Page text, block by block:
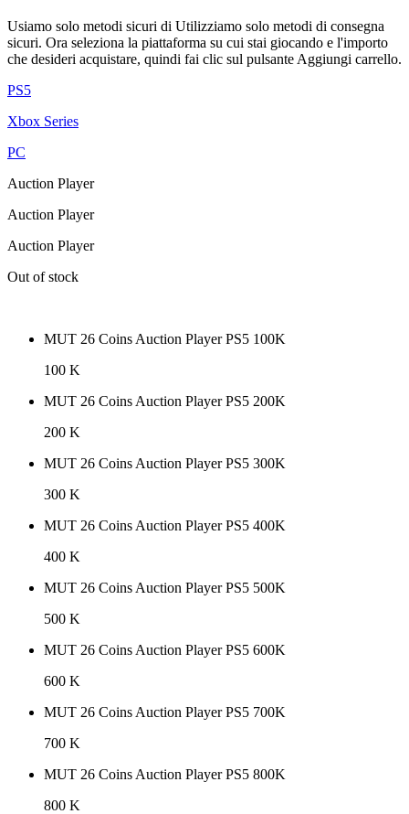
Usiamo solo metodi sicuri di Utilizziamo solo metodi di consegna
sicuri. Ora seleziona la piattaforma su cui stai giocando e l'importo
che desideri acquistare, quindi fai clic sul pulsante Aggiungi carrello.
PS5
Xbox Series
PC
Auction Player
Auction Player
Auction Player
Out of stock
MUT 26 Coins Auction Player PS5 100K
100 K
MUT 26 Coins Auction Player PS5 200K
200 K
MUT 26 Coins Auction Player PS5 300K
300 K
MUT 26 Coins Auction Player PS5 400K
400 K
MUT 26 Coins Auction Player PS5 500K
500 K
MUT 26 Coins Auction Player PS5 600K
600 K
MUT 26 Coins Auction Player PS5 700K
700 K
MUT 26 Coins Auction Player PS5 800K
800 K